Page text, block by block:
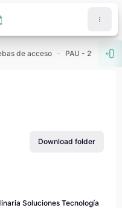
de acceso PAU - 2º de
Download folder
Soluciones Tecnología